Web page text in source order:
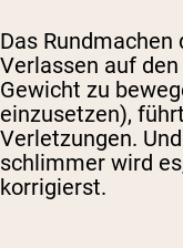
Das Rundmachen
Verlassen auf
Gewicht zu
einzusetzen),
Verletzungen.
schlimmer wird
korrigierst.